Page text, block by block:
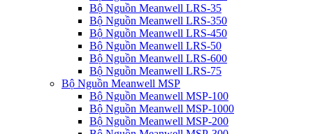
Bộ Nguồn Meanwell LRS-35
Bộ Nguồn Meanwell LRS-350
Bộ Nguồn Meanwell LRS-450
Bộ Nguồn Meanwell LRS-50
Bộ Nguồn Meanwell LRS-600
Bộ Nguồn Meanwell LRS-75
Bộ Nguồn Meanwell MSP
Bộ Nguồn Meanwell MSP-100
Bộ Nguồn Meanwell MSP-1000
Bộ Nguồn Meanwell MSP-200